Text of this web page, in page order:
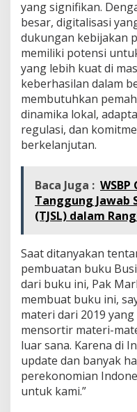
yang signifikan.
besar, digitalisasi
dukungan kebijakan
memiliki potensi
yang lebih kuat di
keberhasilan dalam
membutuhkan
dinamika lokal,
regulasi, dan
berkelanjutan.
Baca Juga :
Tanggung Jawab
(TJSL) dalam
Saat ditanyakan
pembuatan buku
dari buku ini, Pak
membuat buku ini,
materi dari 2019
mensortir materi-
luar sana. Karena di
update dan banyak
perekonomian
untuk kami.”